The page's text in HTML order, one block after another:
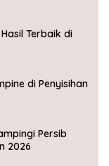
Hasil Terbaik di
di Penyisihan
Persib
2026